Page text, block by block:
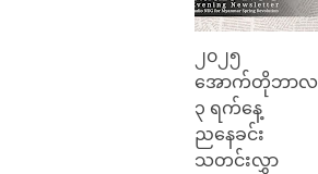
၂၀၂၅
အောက်တိုဘာလ
၃ ရက်နေ့
ညနေခင်း
သတင်းလွှာ